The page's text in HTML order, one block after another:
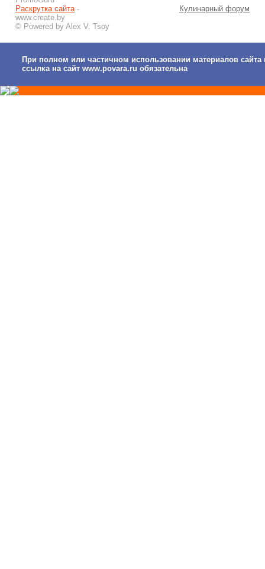
Раскрутка сайта-
www.create.by
© Powered by Alex V. Tsoy
Кулинарный форум
При полном или частичном использовании материалов сайта
ссылка на сайт www.povara.ru обязательна